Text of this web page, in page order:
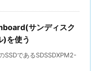
サンディスク
)を使う
であるSDSSDXPM2-